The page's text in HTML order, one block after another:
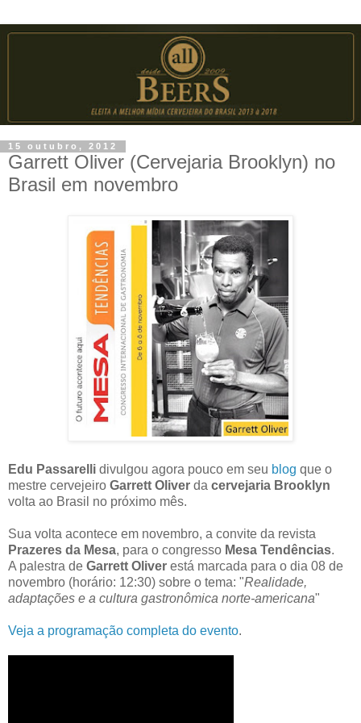
15 outubro, 2012
Garrett Oliver (Cervejaria Brooklyn) no
Brasil em novembro
Edu Passarelli divulgou agora pouco em seu blog que o
mestre cervejeiro Garrett Oliver da cervejaria Brooklyn
volta ao Brasil no próximo mês.
Sua volta acontece em novembro, a convite da revista
Prazeres da Mesa, para o congresso Mesa Tendências.
A palestra de Garrett Oliver está marcada para o dia 08 de
novembro (horário: 12:30) sobre o tema: "Realidade,
adaptações e a cultura gastronômica norte-americana"
Veja a programação completa do evento.